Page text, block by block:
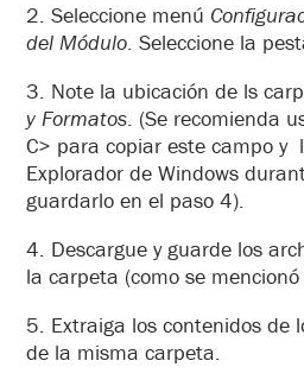
2. Seleccione menú
del Módulo. Seleccione la
3. Note la ubicación de ls
y Formatos. (Se
C> para copiar este campo y
Explorador de Windows
guardarlo en el paso 4).
4. Descargue y guarde los
la carpeta (como se
5. Extraiga los contenidos de
de la misma carpeta.